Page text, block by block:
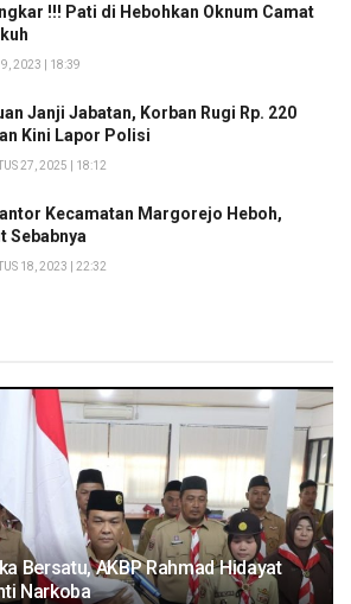
!!! Pati di Hebohkan Oknum Camat
2023 | 18:39
Janji Jabatan, Korban Rugi Rp. 220
Kini Lapor Polisi
27, 2025 | 18:12
Kecamatan Margorejo Heboh,
Sebabnya
18, 2023 | 22:32
Bersatu, AKBP Rahmad Hidayat
Narkoba